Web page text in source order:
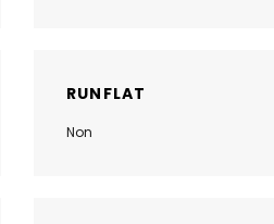
RUNFLAT
Non